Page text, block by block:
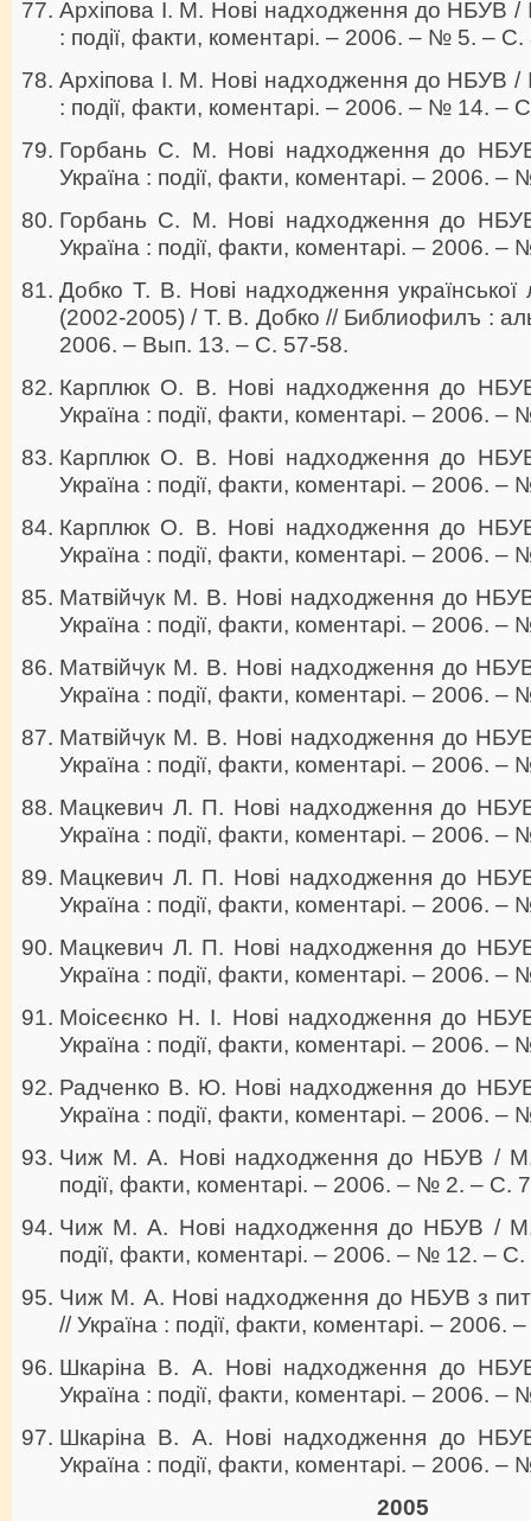
Архіпова І. М. Нові надходження до НБУВ /
: події, факти, коментарі. – 2006. – № 5. –
Архіпова І. М. Нові надходження до НБУВ /
: події, факти, коментарі. – 2006. – № 14. –
Горбань С. М. Нові надходження до
Україна : події, факти, коментарі. – 2006.
Горбань С. М. Нові надходження до
Україна : події, факти, коментарі. – 2006.
Добко Т. В. Нові надходження
(2002-2005) / Т. В. Добко // Библиофилъ :
2006. – Вып. 13. – С. 57-58.
Карплюк О. В. Нові надходження до
Україна : події, факти, коментарі. – 2006.
Карплюк О. В. Нові надходження до
Україна : події, факти, коментарі. – 2006.
Карплюк О. В. Нові надходження до
Україна : події, факти, коментарі. – 2006.
Матвійчук М. В. Нові надходження до
Україна : події, факти, коментарі. – 2006.
Матвійчук М. В. Нові надходження до
Україна : події, факти, коментарі. – 2006.
Матвійчук М. В. Нові надходження до
Україна : події, факти, коментарі. – 2006.
Мацкевич Л. П. Нові надходження до
Україна : події, факти, коментарі. – 2006.
Мацкевич Л. П. Нові надходження до
Україна : події, факти, коментарі. – 2006.
Мацкевич Л. П. Нові надходження до
Україна : події, факти, коментарі. – 2006.
Моісеєнко Н. І. Нові надходження до
Україна : події, факти, коментарі. – 2006.
Радченко В. Ю. Нові надходження до
Україна : події, факти, коментарі. – 2006.
Чиж М. А. Нові надходження до НБУВ /
події, факти, коментарі. – 2006. – № 2. – С.
Чиж М. А. Нові надходження до НБУВ /
події, факти, коментарі. – 2006. – № 12. –
Чиж М. А. Нові надходження до НБУВ з
// Україна : події, факти, коментарі. –
Шкаріна В. А. Нові надходження до
Україна : події, факти, коментарі. – 2006.
Шкаріна В. А. Нові надходження до
Україна : події, факти, коментарі. – 2006.
2005